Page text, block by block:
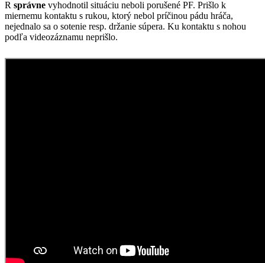
R správne vyhodnotil situáciu neboli porušené PF. Prišlo k
miernemu kontaktu s rukou, ktorý nebol príčinou pádu hráča,
nejednalo sa o sotenie resp. držanie súpera. Ku kontaktu s nohou
podľa videozáznamu neprišlo.